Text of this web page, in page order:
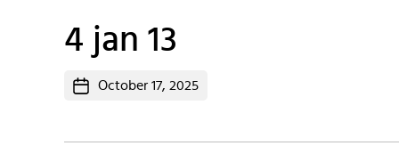
4 jan 13
PostOctober 17, 2025